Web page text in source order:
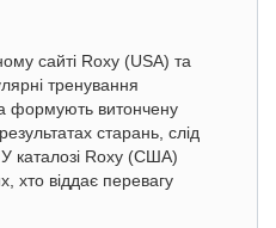
сайті Roxy (USA) та
тренування
формують витончену
старань, слід
каталозі Roxy (США)
хто віддає перевагу